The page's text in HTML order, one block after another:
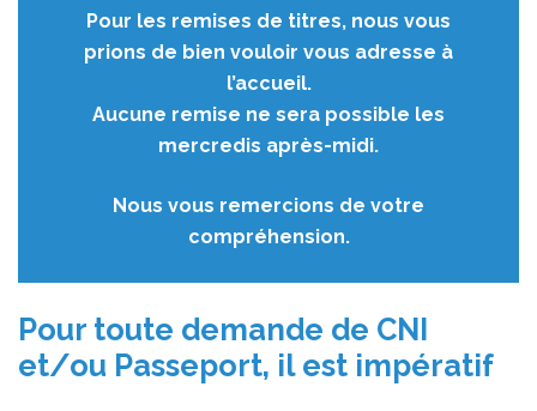
Pour les remises de titres, nous vous
prions de bien vouloir vous adresse à
l’accueil.
Aucune remise ne sera possible les
mercredis après-midi.
Nous vous remercions de votre
compréhension.
Pour toute demande de CNI
et/ou Passeport, il est impératif